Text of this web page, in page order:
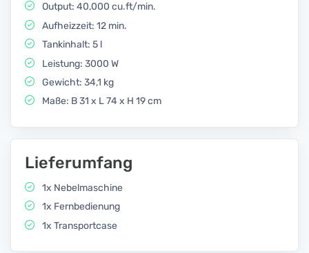
Output: 40,000 cu.ft/min.
Aufheizzeit: 12 min.
Tankinhalt: 5 l
Leistung: 3000 W
Gewicht: 34,1 kg
Maße: B 31 x L 74 x H 19 cm
Lieferumfang
1x Nebelmaschine
1x Fernbedienung
1x Transportcase